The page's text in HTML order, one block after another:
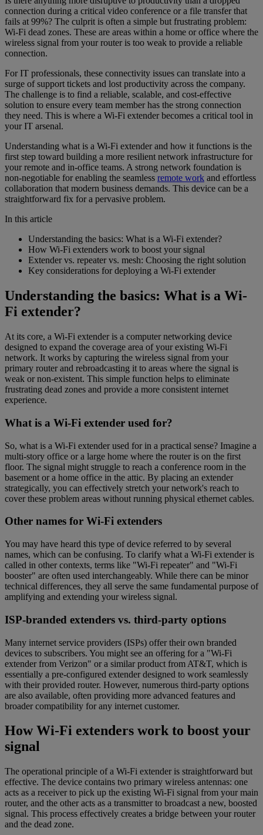
connection during a critical video conference or a file transfer that
fails at 99%? The culprit is often a simple but frustrating problem:
Wi-Fi dead zones. These are areas within a home or office where the
wireless signal from your router is too weak to provide a reliable
connection.
For IT professionals, these connectivity issues can translate into a
surge of support tickets and lost productivity across the company.
The challenge is to find a reliable, scalable, and cost-effective
solution to ensure every team member has the strong connection
they need. This is where a Wi-Fi extender becomes a critical tool in
your IT arsenal.
Understanding what is a Wi-Fi extender and how it functions is the
first step toward building a more resilient network infrastructure for
your remote and in-office teams. A strong network foundation is
non-negotiable for enabling the seamless remote work and effortless
collaboration that modern business demands. This device can be a
straightforward fix for a pervasive problem.
In this article
Understanding the basics: What is a Wi-Fi extender?
How Wi-Fi extenders work to boost your signal
Extender vs. repeater vs. mesh: Choosing the right solution
Key considerations for deploying a Wi-Fi extender
Understanding the basics: What is a Wi-
Fi extender?
At its core, a Wi-Fi extender is a computer networking device
designed to expand the coverage area of your existing Wi-Fi
network. It works by capturing the wireless signal from your
primary router and rebroadcasting it to areas where the signal is
weak or non-existent. This simple function helps to eliminate
frustrating dead zones and provide a more consistent internet
experience.
What is a Wi-Fi extender used for?
So, what is a Wi-Fi extender used for in a practical sense? Imagine a
multi-story office or a large home where the router is on the first
floor. The signal might struggle to reach a conference room in the
basement or a home office in the attic. By placing an extender
strategically, you can effectively stretch your network's reach to
cover these problem areas without running physical ethernet cables.
Other names for Wi-Fi extenders
You may have heard this type of device referred to by several
names, which can be confusing. To clarify what a Wi-Fi extender is
called in other contexts, terms like "Wi-Fi repeater" and "Wi-Fi
booster" are often used interchangeably. While there can be minor
technical differences, they all serve the same fundamental purpose of
amplifying and extending your wireless signal.
ISP-branded extenders vs. third-party options
Many internet service providers (ISPs) offer their own branded
devices to subscribers. You might see an offering for a "Wi-Fi
extender from Verizon" or a similar product from AT&T, which is
essentially a pre-configured extender designed to work seamlessly
with their provided router. However, numerous third-party options
are also available, often providing more advanced features and
broader compatibility for any internet customer.
How Wi-Fi extenders work to boost your
signal
The operational principle of a Wi-Fi extender is straightforward but
effective. The device contains two primary wireless antennas: one
acts as a receiver to pick up the existing Wi-Fi signal from your main
router, and the other acts as a transmitter to broadcast a new, boosted
signal. This process effectively creates a bridge between your router
and the dead zone.